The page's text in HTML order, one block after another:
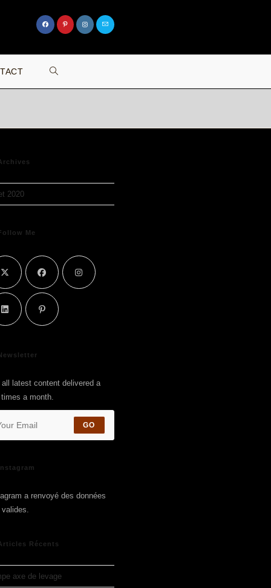
TOGGLE
2020
Me
all latest content delivered a
a month.
GO
a renvoyé des données
valides.
Récents
axe de levage